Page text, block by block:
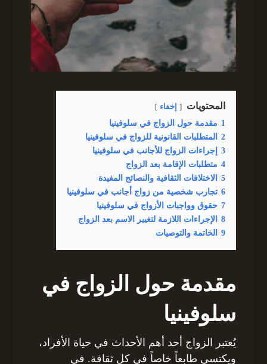
المحتويات إخفاء
1 مقدمة حول الزواج في سلوفينيا
2
المتطلبات القانونية للزواج في سلوفينيا
3
إجراءات الزواج للأجانب في سلوفينيا
4 متطلبات الإقامة بعد الزواج
5
الاختلافات الثقافية والنصائح المفيدة
6 تجارب شخصية من زواج أجانب في سلوفينيا
7 حقوق وواجبات الأزواج في سلوفينيا
8
الإجراءات اللازمة لتغيير الاسم بعد الزواج
9
الخاتمة والتوصيات
مقدمة حول الزواج في
سلوفينيا
يُعتبر الزواج أحد أهم الأحداث في حياة الأفراد،
ويكتسي طابعاً خاصاً في كل ثقافة. في